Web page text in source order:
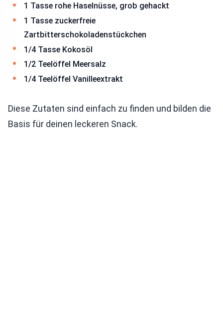
1 Tasse rohe Haselnüsse, grob gehackt
1 Tasse zuckerfreie
Zartbitterschokoladenstückchen
1/4 Tasse Kokosöl
1/2 Teelöffel Meersalz
1/4 Teelöffel Vanilleextrakt
Diese Zutaten sind einfach zu finden und bilden die
Basis für deinen leckeren Snack.